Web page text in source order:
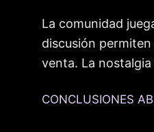
La comunidad
discusión
venta. La
CONCLUSIONES